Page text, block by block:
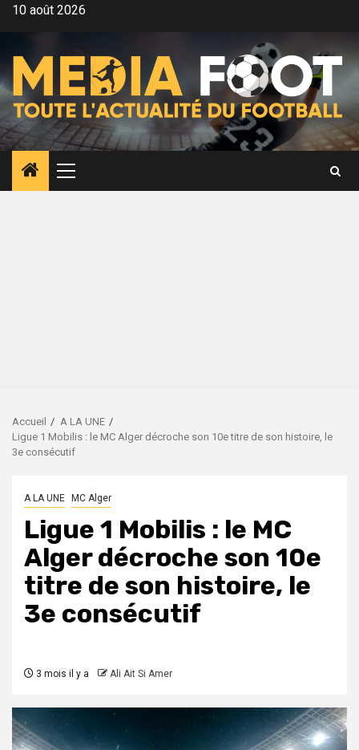
Aller10 août 2026
Menu
principal
Accueil
A LA UNE
Ligue 1 Mobilis : le MC Alger décroche son 10e titre de son histoire, le
3e consécutif
A LA UNE MC Alger
Ligue 1 Mobilis : le MC
Alger décroche son 10e
titre de son histoire, le
3e consécutif
3 mois il y a Ali Ait Si Amer